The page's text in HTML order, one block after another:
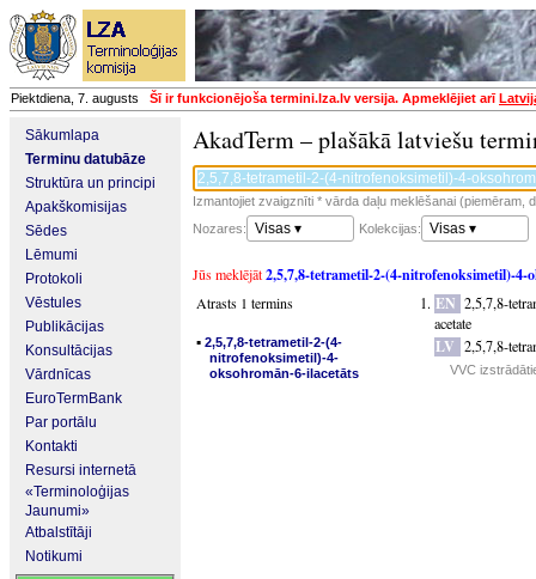
Piektdiena, 7. augusts Šī ir funkcionējoša termini.lza.lv versija. Apmeklējiet arī
Sākumlapa
Terminu datubāze
Struktūra un principi
Apakškomisijas
Sēdes
Lēmumi
Protokoli
Vēstules
Publikācijas
Konsultācijas
Vārdnīcas
EuroTermBank
Par portālu
Kontakti
Resursi internetā
«Terminoloģijas
Jaunumi»
Atbalstītāji
Notikumi
AkadTerm – plašākā latviešu
Izmantojiet zvaigznīti * vārda daļu meklēšanai (piemēram,
Nozares:
Visas ▾ Kolekcijas: Visas ▾
Jūs meklējāt2,5,7,8-tetrametil-2-(4-nitrofenoksimetil)-4-
Atrasts 1 termins
▪ 2,5,7,8-tetrametil-2-(4-
nitrofenoksimetil)-4-
oksohromān-6-ilacetāts
EN 2,5,7,8-
acetate
LV 2,5,7,8-
VVC